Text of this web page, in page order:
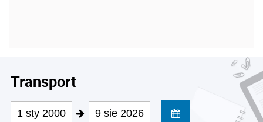
Transport
1 sty 2000 9 sie 2026